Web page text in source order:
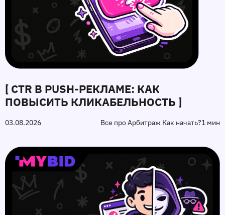
[ CTR В PUSH-РЕКЛАМЕ: КАК
ПОВЫСИТЬ КЛИКАБЕЛЬНОСТЬ ]
03.08.2026 Все про Арбитраж Как начать?1 мин